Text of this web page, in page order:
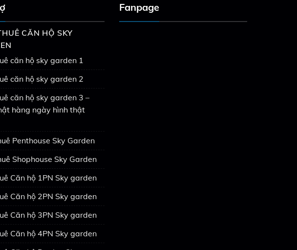
CĂN HỘ SKY
căn hộ sky garden 1
căn hộ sky garden 2
căn hộ sky garden 3 –
hàng ngày hình thật
Penthouse Sky Garden
Shophouse Sky Garden
Căn hộ 1PN Sky garden
Căn hộ 2PN Sky garden
Căn hộ 3PN Sky garden
Căn hộ 4PN Sky garden
Fanpage